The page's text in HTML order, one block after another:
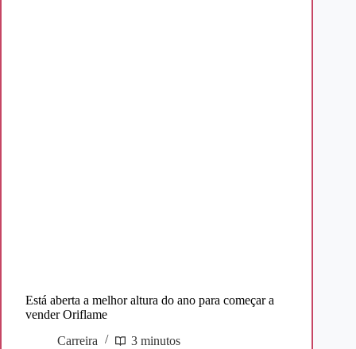
Está aberta a melhor altura do ano para começar a
vender Oriflame
Carreira
3 minutos